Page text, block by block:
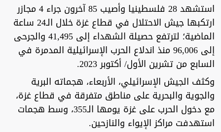
استشهد 28 فلسطينيا وأصيب 85 آخرون جراء 4 مجازر
ارتكبها جيش الاحتلال في قطاع غزة خلال الـ24 ساعة
الماضية؛ لترتفع حصيلة الشهداء إلى 41,495 والجرحى
إلى 96,006 منذ اندلاع الحرب الإسرائيلية المدمرة في
السابع من تشرين الأول/ أكتوبر 2023.
وكثف الجيش الإسرائيلي، الأربعاء، هجماته البرية
والجوية والبحرية على مناطق متفرقة في قطاع غزة،
مع دخول الحرب على غزة يومها الـ355، وسط هجمات
استهدفت مراكز الإيواء والنازحين.